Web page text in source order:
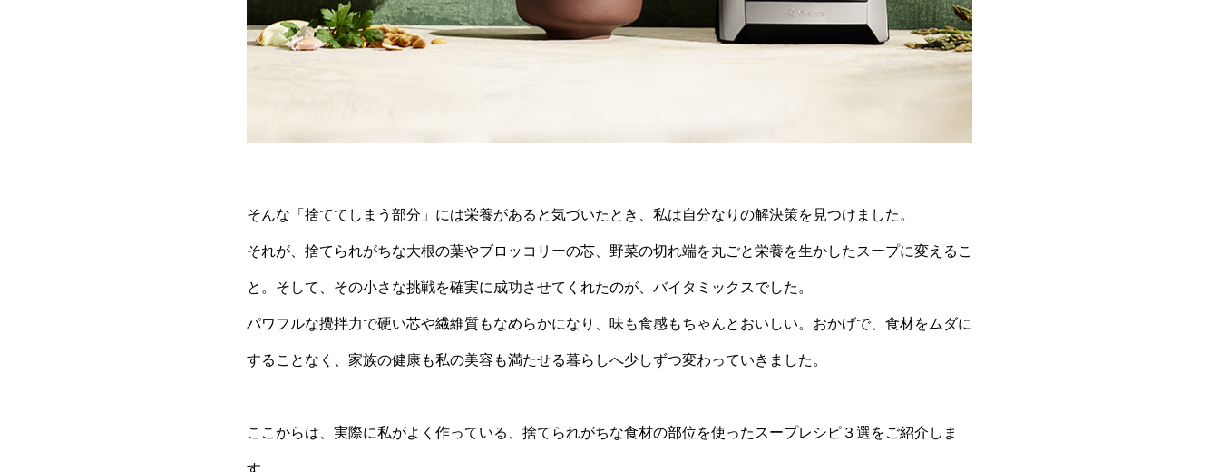
そんな「捨ててしまう部分」には栄養があると気づいたとき、私は自分なりの解決策を見つけました。
それが、捨てられがちな大根の葉やブロッコリーの芯、野菜の切れ端を丸ごと栄養を生かしたスープに変えるこ
と。そして、その小さな挑戦を確実に成功させてくれたのが、バイタミックスでした。
パワフルな攪拌力で硬い芯や繊維質もなめらかになり、味も食感もちゃんとおいしい。おかげで、食材をムダに
することなく、家族の健康も私の美容も満たせる暮らしへ少しずつ変わっていきました。
ここからは、実際に私がよく作っている、捨てられがちな食材の部位を使ったスープレシピ３選をご紹介しま